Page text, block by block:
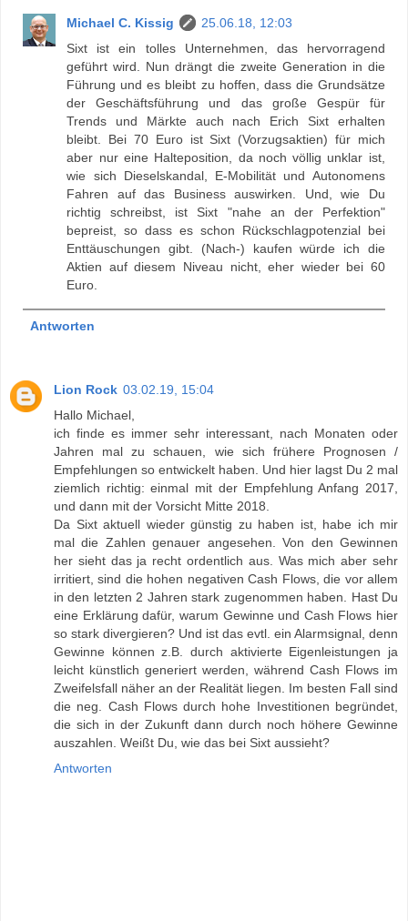
Michael C. Kissig
25.06.18, 12:03
Sixt ist ein tolles Unternehmen, das hervorragend
geführt wird. Nun drängt die zweite Generation in die
Führung und es bleibt zu hoffen, dass die Grundsätze
der Geschäftsführung und das große Gespür für
Trends und Märkte auch nach Erich Sixt erhalten
bleibt. Bei 70 Euro ist Sixt (Vorzugsaktien) für mich
aber nur eine Halteposition, da noch völlig unklar ist,
wie sich Dieselskandal, E-Mobilität und Autonomens
Fahren auf das Business auswirken. Und, wie Du
richtig schreibst, ist Sixt "nahe an der Perfektion"
bepreist, so dass es schon Rückschlagpotenzial bei
Enttäuschungen gibt. (Nach-) kaufen würde ich die
Aktien auf diesem Niveau nicht, eher wieder bei 60
Euro.
Antworten
Lion Rock 03.02.19, 15:04
Hallo Michael,
ich finde es immer sehr interessant, nach Monaten oder
Jahren mal zu schauen, wie sich frühere Prognosen /
Empfehlungen so entwickelt haben. Und hier lagst Du 2 mal
ziemlich richtig: einmal mit der Empfehlung Anfang 2017,
und dann mit der Vorsicht Mitte 2018.
Da Sixt aktuell wieder günstig zu haben ist, habe ich mir
mal die Zahlen genauer angesehen. Von den Gewinnen
her sieht das ja recht ordentlich aus. Was mich aber sehr
irritiert, sind die hohen negativen Cash Flows, die vor allem
in den letzten 2 Jahren stark zugenommen haben. Hast Du
eine Erklärung dafür, warum Gewinne und Cash Flows hier
so stark divergieren? Und ist das evtl. ein Alarmsignal, denn
Gewinne können z.B. durch aktivierte Eigenleistungen ja
leicht künstlich generiert werden, während Cash Flows im
Zweifelsfall näher an der Realität liegen. Im besten Fall sind
die neg. Cash Flows durch hohe Investitionen begründet,
die sich in der Zukunft dann durch noch höhere Gewinne
auszahlen. Weißt Du, wie das bei Sixt aussieht?
Antworten